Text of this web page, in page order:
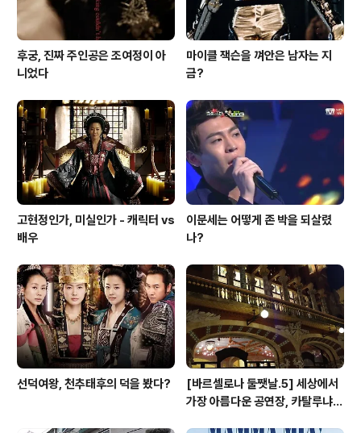
후궁, 진짜 주인공은 조여정이 아
니었다
마이클 잭슨을 껴안은 남자는 지
금?
고현정인가, 미실인가 - 캐릭터 vs
배우
이문세는 어떻게 존 박을 되살렸
나?
선덕여왕, 천추태후의 덕을 봤다?
[바르셀로나 둘쨋날.5] 세상에서
가장 아름다운 공연장, 카탈루냐